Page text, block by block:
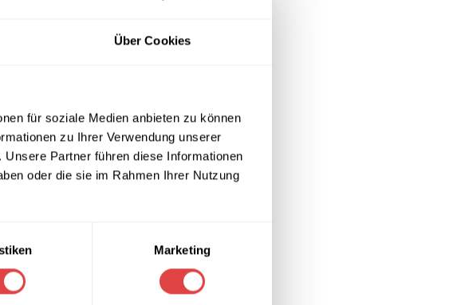
Über Cookies
für soziale Medien anbieten zu können
zu Ihrer Verwendung unserer
Partner führen diese Informationen
oder die sie im Rahmen Ihrer Nutzung
Marketing
Montage und